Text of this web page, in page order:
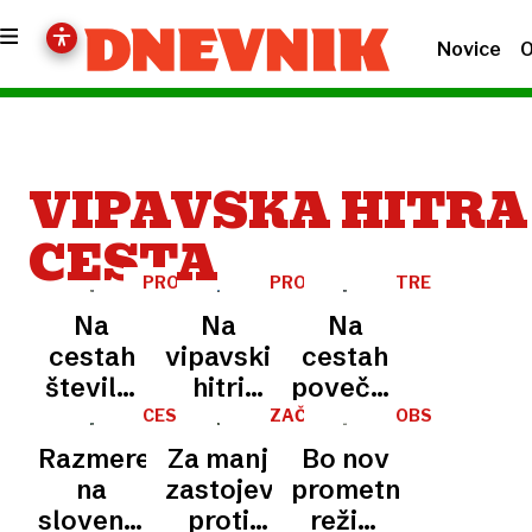
Novice
VIPAVSKA HITRA
CESTA
PROMETNE
Na
cestah
številni
zastoji.
Kje
boste
stali v
PROMET
Na
vipavski
hitri
cesti
gorel
tovornjak
TRENUTNE
Na
cestah
povečan
promet:
zaradi
nesreče
v
CESTNI
Razmere
na
slovenskih
ZAČASNA
Za manj
zastojev
proti
OBSEŽNA
Bo nov
prometni
režim